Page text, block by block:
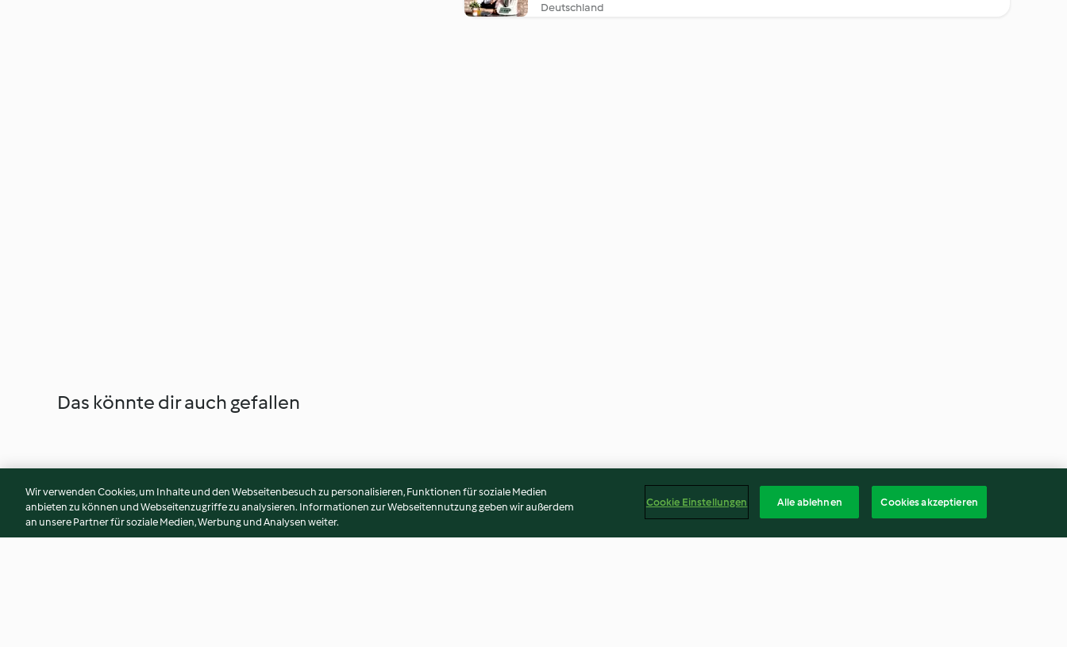
Deutschland
Das könnte dir auch gefallen
Wir verwenden Cookies, um Inhalte und den Webseitenbesuch zu personalisieren, Funktionen für soziale Medien
anbieten zu können und Webseitenzugriffe zu analysieren. Informationen zur Webseitennutzung geben wir außerdem
an unsere Partner für soziale Medien, Werbung und Analysen weiter.
Cookie Einstellungen Alle ablehnen Cookies akzeptieren